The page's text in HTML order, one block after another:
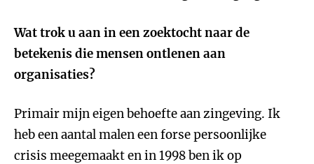
Wat trok u aan in een zoektocht naar de
betekenis die mensen ontlenen aan
organisaties?
Primair mijn eigen behoefte aan zingeving. Ik
heb een aantal malen een forse persoonlijke
crisis meegemaakt en in 1998 ben ik op